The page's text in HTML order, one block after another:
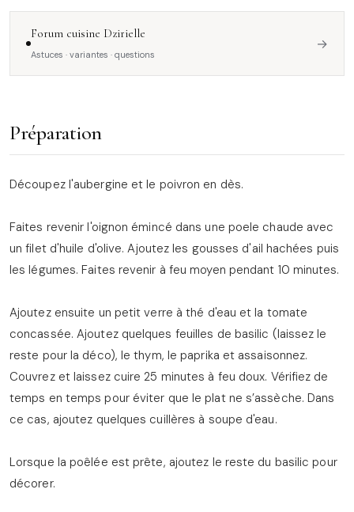
Forum cuisine Dzirielle
Astuces · variantes · questions
→
Préparation
Découpez l'aubergine et le poivron en dès.
Faites revenir l'oignon émincé dans une poele chaude avec
un filet d'huile d'olive. Ajoutez les gousses d'ail hachées puis
les légumes. Faites revenir à feu moyen pendant 10 minutes.
Ajoutez ensuite un petit verre à thé d'eau et la tomate
concassée. Ajoutez quelques feuilles de basilic (laissez le
reste pour la déco), le thym, le paprika et assaisonnez.
Couvrez et laissez cuire 25 minutes à feu doux. Vérifiez de
temps en temps pour éviter que le plat ne s’assèche. Dans
ce cas, ajoutez quelques cuillères à soupe d'eau.
Lorsque la poêlée est prête, ajoutez le reste du basilic pour
décorer.